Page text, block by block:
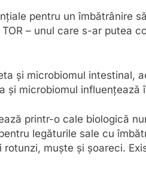
pentru un îmbătrânire
– unul care s-ar putea
și microbiomul intestinal,
și microbiomul influențează
printr-o cale biologică
legăturile sale cu
muște și șoareci.